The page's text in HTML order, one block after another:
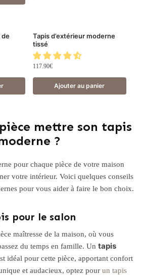
de
Tapis d’extérieur moderne
tissé
117.90€
Ajouter au panier
mettre son tapis
?
pour chaque pièce de votre maison
votre intérieur. Voici quelques conseils
pour vous aider à faire le bon choix.
pour le salon
maîtresse de la maison, où vous
du temps en famille. Un tapis
idéal pour cette pièce, apportant confort
et audacieux, optez pour un tapis